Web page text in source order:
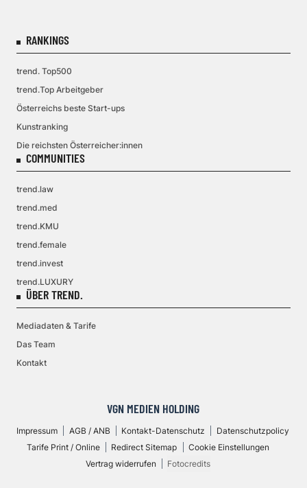
RANKINGS
trend. Top500
trend.Top Arbeitgeber
Österreichs beste Start-ups
Kunstranking
Die reichsten Österreicher:innen
COMMUNITIES
trend.law
trend.med
trend.KMU
trend.female
trend.invest
trend.LUXURY
ÜBER TREND.
Mediadaten & Tarife
Das Team
Kontakt
VGN MEDIEN HOLDING
Impressum AGB / ANB Kontakt-Datenschutz
Datenschutzpolicy
Tarife Print / Online
Redirect Sitemap
Cookie Einstellungen
Vertrag widerrufen
Fotocredits